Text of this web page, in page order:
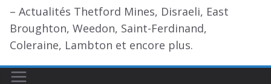
– Actualités Thetford Mines, Disraeli, East
Broughton, Weedon, Saint-Ferdinand,
Coleraine, Lambton et encore plus.